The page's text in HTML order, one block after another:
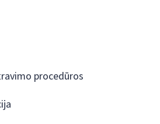
procedūros